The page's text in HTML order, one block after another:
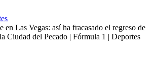
en Las Vegas: así ha fracasado el regreso de
Ciudad del Pecado | Fórmula 1 | Deportes